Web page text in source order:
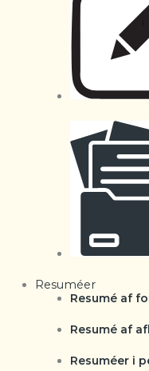
Resuméer
Resumé af
Resumé af
Resuméer i